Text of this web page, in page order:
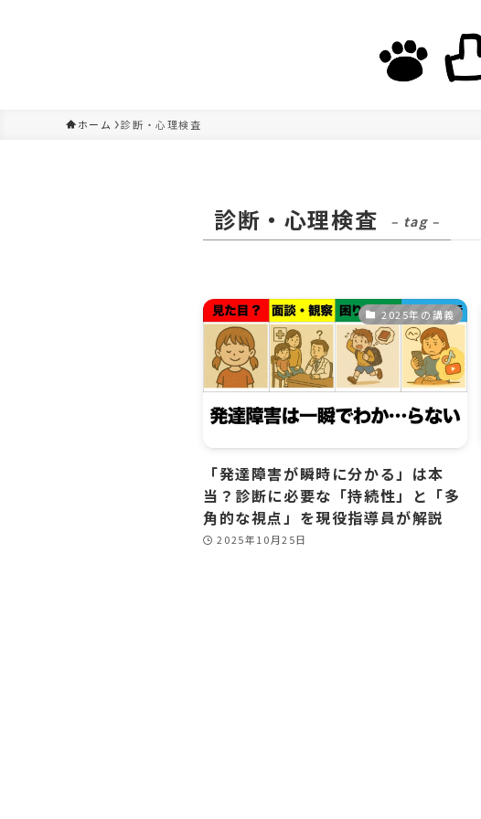
ホーム 診断・心理検査
診断・心理検査 – tag –
2025年の講義
「発達障害が瞬時に分かる」は本
当？診断に必要な「持続性」と「多
角的な視点」を現役指導員が解説
2025年10月25日